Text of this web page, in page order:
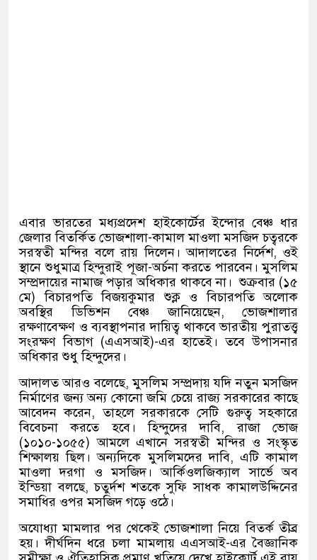
এবার ভারতের মধ্যপ্রদেশ হাইকোর্টের ইন্দোর বেঞ্চ ধার
জেলার বিতর্কিত ভোজশালা-কামাল মাওলা মসজিদ চত্বরকে
সরস্বতী মন্দির বলে রায় দিলেন। আদালতের নির্দেশ, ওই
স্থানে শুধুমাত্র হিন্দুরাই পূজা-অর্চনা করতে পারবেন। মুসলিম
সম্প্রদায়ের নামাজ পড়ার অধিকার থাকবে না। শুক্রবার (১৫
মে) বিচারপতি বিজয়কুমার শুক্ল ও বিচারপতি অলোক
অবস্থির ডিভিশন বেঞ্চ জানিয়েছেন, ভোজশালার
রক্ষণাবেক্ষণ ও ব্যবস্থাপনার দায়িত্ব থাকবে ভারতীয় পুরাতত্ত্ব
সংরক্ষণ বিভাগ (এএসআই)-এর হাতেই। তবে উপাসনার
অধিকার শুধু হিন্দুদের।
আদালত আরও বলেছে, মুসলিম সম্প্রদায় যদি নতুন মসজিদ
নির্মাণের জন্য অন্য কোনো জমি চেয়ে রাজ্য সরকারের কাছে
আবেদন করেন, তাহলে সরকারকে সেটি গুরুত্ব সহকারে
বিবেচনা করতে হবে। হিন্দুদের দাবি, রাজা ভোজ
(১০১০-১০৫৫) আমলে এখানে সরস্বতী মন্দির ও সংস্কৃত
শিক্ষালয় ছিল। অন্যদিকে মুসলিমদের দাবি, এটি কামাল
মাওলা দরগা ও মসজিদ। আর্কিওলজিক্যাল সার্ভে অব
ইন্ডিয়া বলছে, চতুর্দশ শতকে সুফি সাধক কামালউদ্দিনের
সমাধির ওপর মসজিদ গড়ে ওঠে।
অযোধ্যা মামলার পর থেকেই ভোজশালা নিয়ে বিতর্ক তীব্র
হয়। দীর্ঘদিন ধরে চলা মামলায় এএসআই-এর বৈজ্ঞানিক